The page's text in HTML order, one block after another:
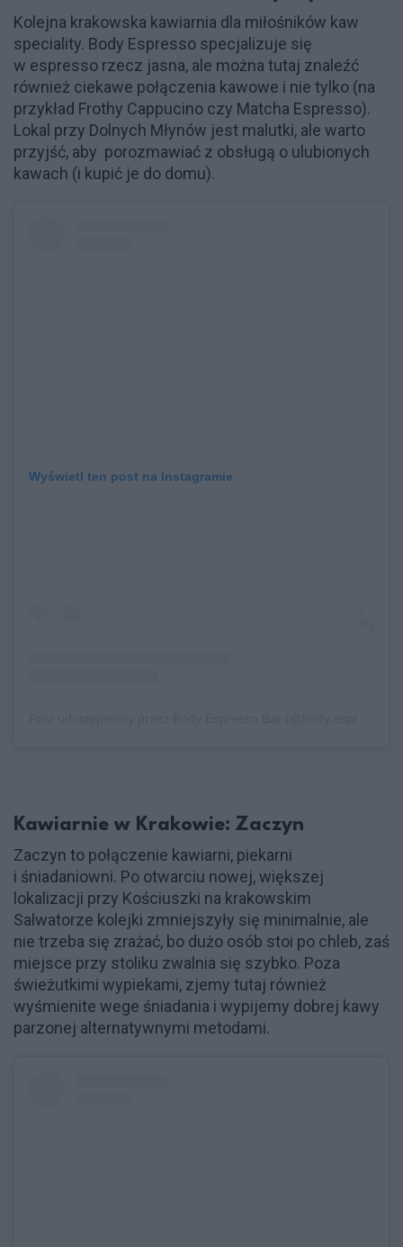
Kolejna krakowska kawiarnia dla miłośników kaw
speciality. Body Espresso specjalizuje się
w espresso rzecz jasna, ale można tutaj znaleźć
również ciekawe połączenia kawowe i nie tylko (na
przykład Frothy Cappucino czy Matcha Espresso).
Lokal przy Dolnych Młynów jest malutki, ale warto
przyjść, aby porozmawiać z obsługą o ulubionych
kawach (i kupić je do domu).
Wyświetl ten post na Instagramie
Kawiarnie w Krakowie: Zaczyn
Zaczyn to połączenie kawiarni, piekarni
i śniadaniowni. Po otwarciu nowej, większej
lokalizacji przy Kościuszki na krakowskim
Salwatorze kolejki zmniejszyły się minimalnie, ale
nie trzeba się zrażać, bo dużo osób stoi po chleb, zaś
miejsce przy stoliku zwalnia się szybko. Poza
świeżutkimi wypiekami, zjemy tutaj również
wyśmienite wege śniadania i wypijemy dobrej kawy
parzonej alternatywnymi metodami.